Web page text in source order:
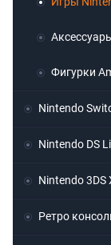
Фигурки
Nintendo
Nintendo DS
Nintendo 3DS
Ретро